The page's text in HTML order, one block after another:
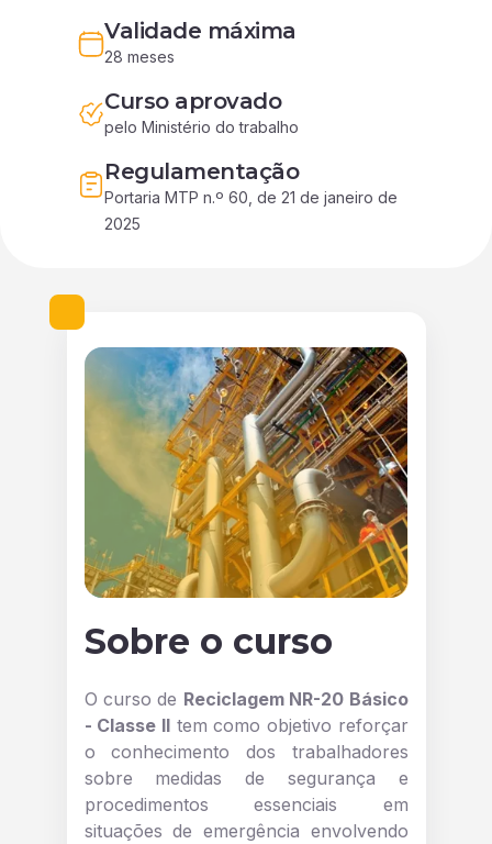
Validade máxima
28 meses
Curso aprovado
pelo Ministério do trabalho
Regulamentação
Portaria MTP n.º 60, de 21 de janeiro de
2025
Sobre o curso
O curso de Reciclagem NR-20 Básico
- Classe IItem como objetivo reforçar
o conhecimento dos trabalhadores
sobre medidas de segurança e
procedimentos essenciais em
situações de emergência envolvendo